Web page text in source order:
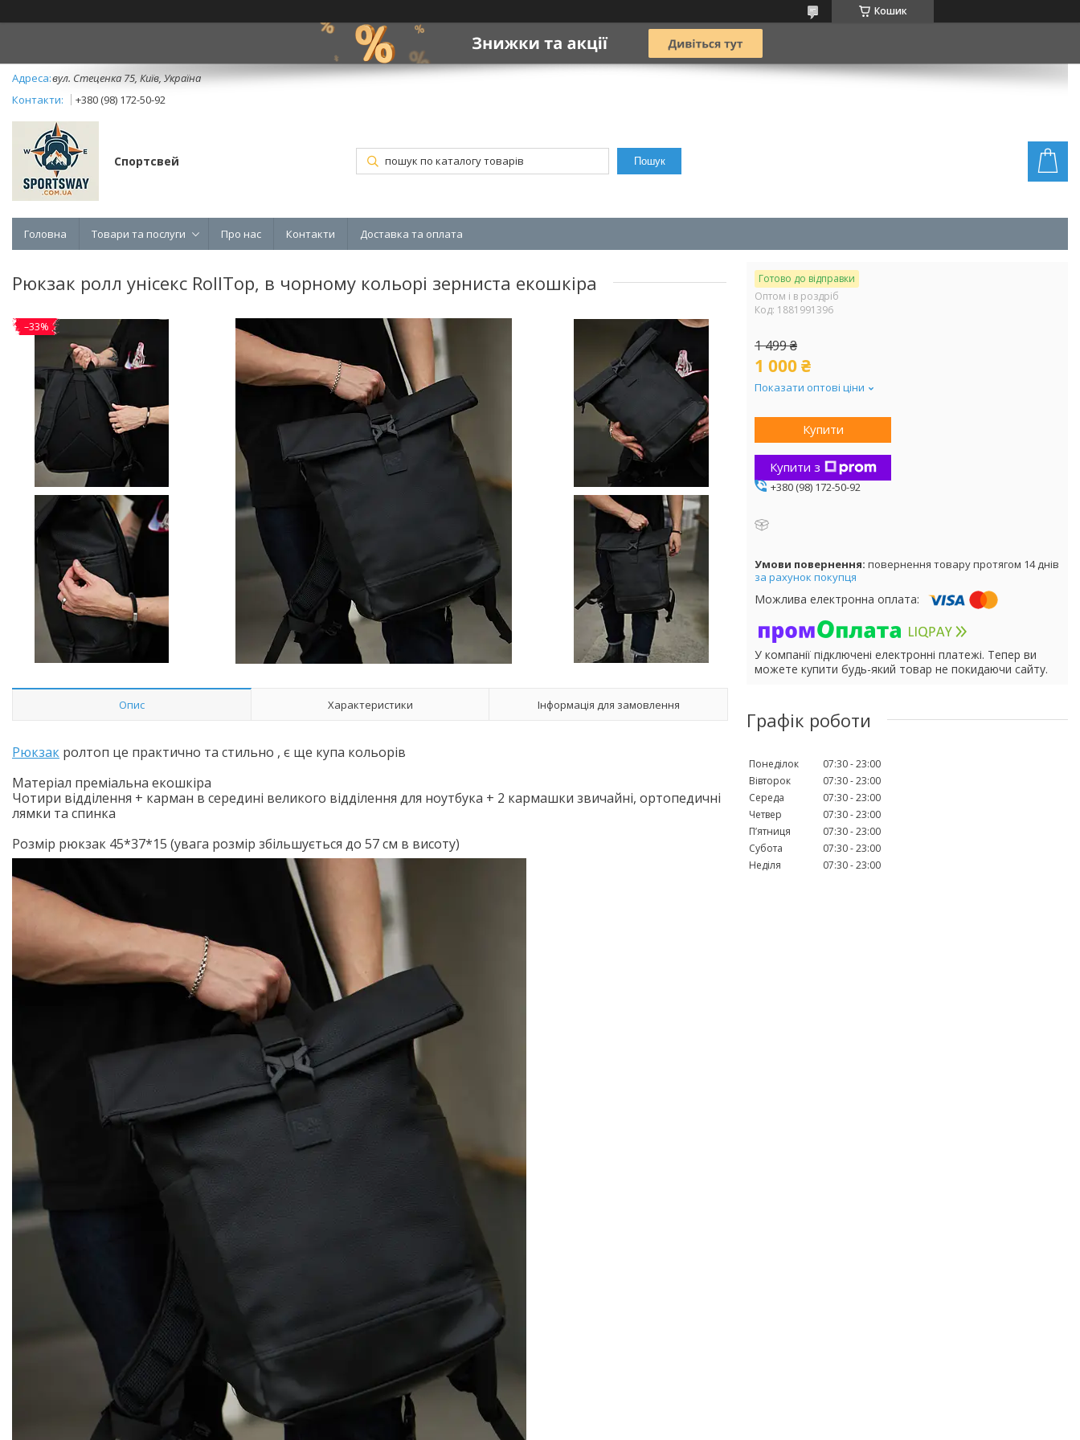
Кошик
вул. Стеценка 75, Київ, Україна
+380 (98) 172-50-92
Спортсвей Пошук
Головна Товари та послуги Про нас Контакти Доставка та оплата
Рюкзак ролл унісекс RollTop, в чорному кольорі зерниста екошкіра
–33%
Опис Характеристики Інформація для замовлення
Рюкзак ролтоп це практично та стильно , є ще купа кольорів
Матеріал преміальна екошкіра
Чотири відділення + карман в середині великого відділення для ноутбука + 2 кармашки звичайні, ортопедичні
лямки та спинка
Розмір рюкзак 45*37*15 (увага розмір збільшується до 57 см в висоту)
Готово до відправки
Оптом і в роздріб
Код: 1881991396
1 499 ₴
1 000 ₴
Показати оптові ціни
Купити
Купити з
+380 (98) 172-50-92
повернення товару протягом 14 днів
за рахунок покупця
У компанії підключені електронні платежі. Тепер ви
можете купити будь-який товар не покидаючи сайту.
Графік роботи
Понеділок 07:30 23:00
Вівторок
07:30 23:00
Середа
07:30 23:00
Четвер
07:30 23:00
Пʼятниця
07:30 23:00
Субота
07:30 23:00
Неділя
07:30 23:00